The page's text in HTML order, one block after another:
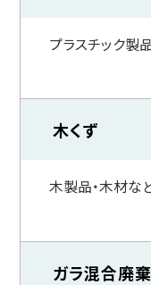
プラスチック製
木くず
木製品・木材な
ガラ混合廃